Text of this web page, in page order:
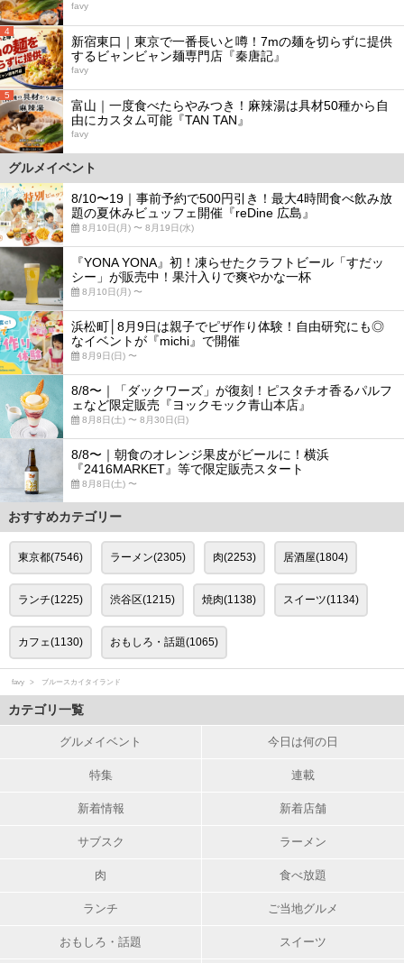
favy
4
新宿東口｜東京で一番長いと噂！7mの麺を切らずに提供
するビャンビャン麺専門店『秦唐記』
favy
5
富山｜一度食べたらやみつき！麻辣湯は具材50種から自
由にカスタム可能『TAN TAN』
favy
グルメイベント
8/10〜19｜事前予約で500円引き！最大4時間食べ飲み放
題の夏休みビュッフェ開催『reDine 広島』
8月10日(月) 〜 8月19日(水)
『YONA YONA』初！凍らせたクラフトビール「すだッ
シー」が販売中！果汁入りで爽やかな一杯
8月10日(月) 〜
浜松町│8月9日は親子でピザ作り体験！自由研究にも◎
なイベントが『michi』で開催
8月9日(日) 〜
8/8〜｜「ダックワーズ」が復刻！ピスタチオ香るパルフ
ェなど限定販売『ヨックモック青山本店』
8月8日(土) 〜 8月30日(日)
8/8〜｜朝食のオレンジ果皮がビールに！横浜
『2416MARKET』等で限定販売スタート
8月8日(土) 〜
おすすめカテゴリー
東京都(7546) ラーメン(2305) 肉(2253) 居酒屋(1804)
ランチ(1225) 渋谷区(1215) 焼肉(1138) スイーツ(1134)
カフェ(1130) おもしろ・話題(1065)
favy ブルースカイタイランド
カテゴリ一覧
グルメイベント 今日は何の日
特集 連載
新着情報 新着店舗
サブスク ラーメン
肉 食べ放題
ランチ ご当地グルメ
おもしろ・話題 スイーツ